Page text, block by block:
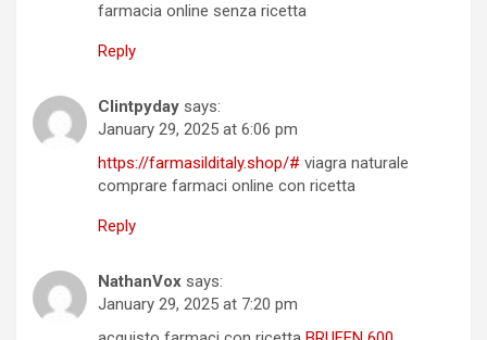
farmacia online senza ricetta
Reply
Clintpyday says:
January 29, 2025 at 6:06 pm
https://farmasilditaly.shop/# viagra naturale
comprare farmaci online con ricetta
Reply
NathanVox says:
January 29, 2025 at 7:20 pm